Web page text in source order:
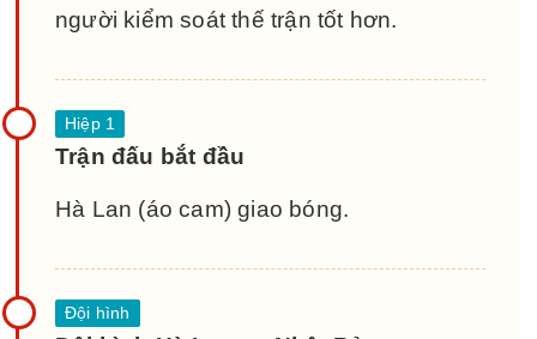
người kiểm soát thế trận tốt hơn.
Trận đấu bắt đầu
Hà Lan (áo cam) giao bóng.